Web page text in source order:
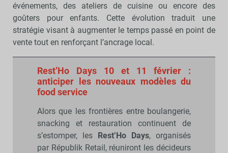
événements, des ateliers de cuisine ou encore des
goûters pour enfants. Cette évolution traduit une
stratégie visant à augmenter le temps passé en point de
vente tout en renforçant l’ancrage local.
Rest’Ho Days 10 et 11 février :
anticiper les nouveaux modèles du
food service
Alors que les frontières entre boulangerie,
snacking et restauration continuent de
s’estomper, les Rest’Ho Days, organisés
par Républik Retail, réuniront les décideurs